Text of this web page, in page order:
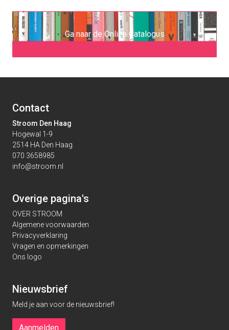
Ga naar de Online Catalogus
Contact
Stroom Den Haag
Hogewal 1-9
2514 HA Den Haag
070 3658985
info@stroom.nl
Overige pagina's
OVER STROOM
Algemene voorwaarden
Privacyverklaring
Vragen en opmerkingen
Ons logo
Nieuwsbrief
Meld je aan voor de nieuwsbrief!
Aanmelden